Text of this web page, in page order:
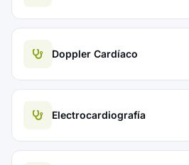
Doppler Cardíaco
Electrocardiografía